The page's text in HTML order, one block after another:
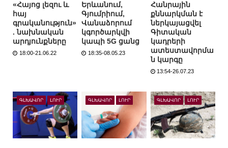
«Հայոց լեզու և
հայ
գրականություն»
. նախնական
արդյունքները
18:00-21.06.22
Երևանում,
Գյումրիում,
Վանաձորում
կգործարկվի
կապի 5G ցանց
18:35-08.05.23
Հանրային
քննարկման է
ներկայացվել
Գիտական
կադրերի
ատեստավորմա
ն կարգը
13:54-26.07.23
ԳԼԽԱՎՈՐ ԼՈՒՐ ԳԼԽԱՎՈՐ ԼՈՒՐ ԳԼԽԱՎՈՐ ԼՈՒՐ